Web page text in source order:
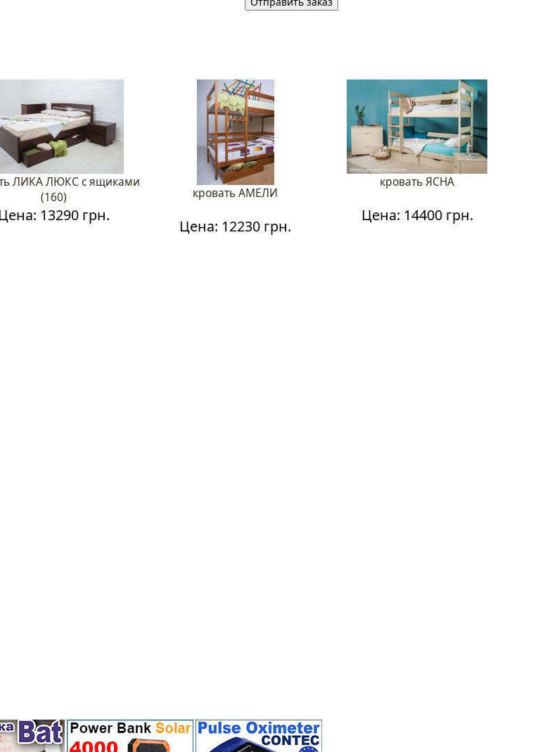
ЛИКА ЛЮКС с ящиками
(160)
13290 грн.
кровать АМЕЛИ
Цена: 12230 грн.
кровать ЯСНА
Цена: 14400 грн.